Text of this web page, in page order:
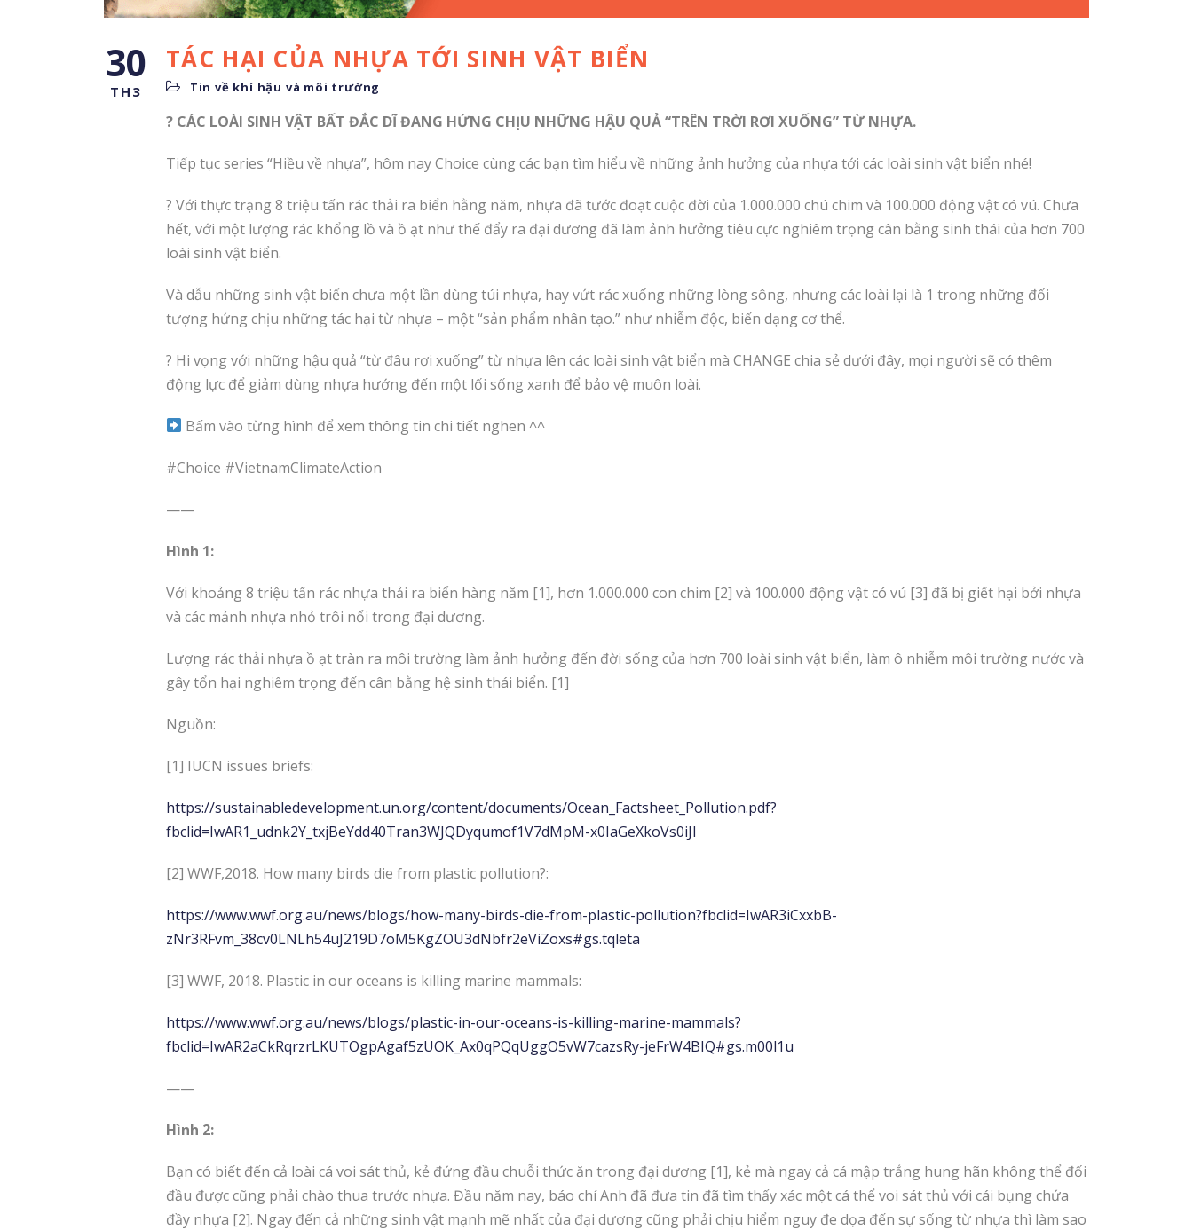
30
TH3
TÁC HẠI CỦA NHỰA TỚI SINH VẬT BIỂN
Tin về khí hậu và môi trường
? CÁC LOÀI SINH VẬT BẤT ĐẮC DĨ ĐANG HỨNG CHỊU NHỮNG HẬU QUẢ “TRÊN TRỜI RƠI XUỐNG” TỪ NHỰA.
Tiếp tục series “Hiều về nhựa”, hôm nay Choice cùng các bạn tìm hiểu về những ảnh hưởng của nhựa tới các loài sinh vật biển nhé!
? Với thực trạng 8 triệu tấn rác thải ra biển hằng năm, nhựa đã tước đoạt cuộc đời của 1.000.000 chú chim và 100.000 động vật có vú. Chưa
hết, với một lượng rác khổng lồ và ồ ạt như thế đẩy ra đại dương đã làm ảnh hưởng tiêu cực nghiêm trọng cân bằng sinh thái của hơn 700
loài sinh vật biển.
Và dẫu những sinh vật biển chưa một lần dùng túi nhựa, hay vứt rác xuống những lòng sông, nhưng các loài lại là 1 trong những đối
tượng hứng chịu những tác hại từ nhựa – một “sản phẩm nhân tạo.” như nhiễm độc, biến dạng cơ thể.
? Hi vọng với những hậu quả “từ đâu rơi xuống” từ nhựa lên các loài sinh vật biển mà CHANGE chia sẻ dưới đây, mọi người sẽ có thêm
động lực để giảm dùng nhựa hướng đến một lối sống xanh để bảo vệ muôn loài.
Bấm vào từng hình để xem thông tin chi tiết nghen ^^
#Choice #VietnamClimateAction
——
Hình 1:
Với khoảng 8 triệu tấn rác nhựa thải ra biển hàng năm [1], hơn 1.000.000 con chim [2] và 100.000 động vật có vú [3] đã bị giết hại bởi nhựa
và các mảnh nhựa nhỏ trôi nổi trong đại dương.
Lượng rác thải nhựa ồ ạt tràn ra môi trường làm ảnh hưởng đến đời sống của hơn 700 loài sinh vật biển, làm ô nhiễm môi trường nước và
gây tổn hại nghiêm trọng đến cân bằng hệ sinh thái biển. [1]
Nguồn:
[1] IUCN issues briefs:
https://sustainabledevelopment.un.org/content/documents/Ocean_Factsheet_Pollution.pdf?
fbclid=IwAR1_udnk2Y_txjBeYdd40Tran3WJQDyqumof1V7dMpM-x0IaGeXkoVs0iJI
[2] WWF,2018. How many birds die from plastic pollution?:
https://www.wwf.org.au/news/blogs/how-many-birds-die-from-plastic-pollution?fbclid=IwAR3iCxxbB-
zNr3RFvm_38cv0LNLh54uJ219D7oM5KgZOU3dNbfr2eViZoxs#gs.tqleta
[3] WWF, 2018. Plastic in our oceans is killing marine mammals:
https://www.wwf.org.au/news/blogs/plastic-in-our-oceans-is-killing-marine-mammals?
fbclid=IwAR2aCkRqrzrLKUTOgpAgaf5zUOK_Ax0qPQqUggO5vW7cazsRy-jeFrW4BIQ#gs.m00l1u
——
Hình 2:
Bạn có biết đến cả loài cá voi sát thủ, kẻ đứng đầu chuỗi thức ăn trong đại dương [1], kẻ mà ngay cả cá mập trắng hung hãn không thể đối
đầu được cũng phải chào thua trước nhựa. Đầu năm nay, báo chí Anh đã đưa tin đã tìm thấy xác một cá thể voi sát thủ với cái bụng chứa
đầy nhựa [2]. Ngay đến cả những sinh vật mạnh mẽ nhất của đại dương cũng phải chịu hiểm nguy đe dọa đến sự sống từ nhựa thì làm sao